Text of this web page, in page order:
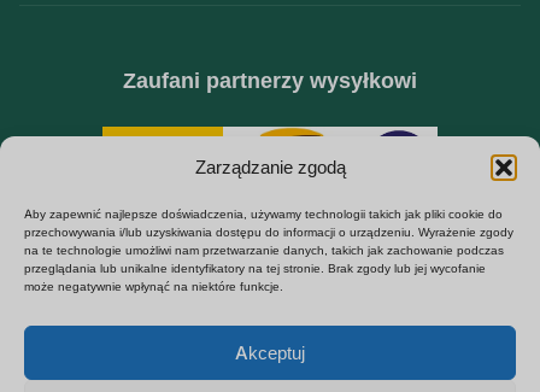
Zarządzanie zgodą
Aby zapewnić najlepsze doświadczenia, używamy technologii takich jak pliki cookie do
przechowywania i/lub uzyskiwania dostępu do informacji o urządzeniu. Wyrażenie zgody
na te technologie umożliwi nam przetwarzanie danych, takich jak zachowanie podczas
przeglądania lub unikalne identyfikatory na tej stronie. Brak zgody lub jej wycofanie
może negatywnie wpłynąć na niektóre funkcje.
Akceptuj
Zaufani partnerzy wysyłkowi
SPECJALIZUJEMY SIĘ W DOSTAWACH B2B W ZAKRESIE UKRYTYCH KAMER,
DOSTARCZAMY BEZPOŚREDNIO Z FABRYKI DO EUROPY.
© Copyright 2026 | Wszelkie prawa zastrzeżone | Wsparcie QZT